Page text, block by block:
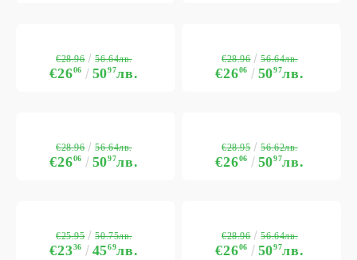
€2606 5097лв.
€28.96 56.64лв.
€2606 5097лв.
€28.96 56.64лв.
€2606 5097лв.
€28.96 56.64лв.
€2606 5097лв.
€28.95 56.62лв.
€2336 4569лв.
€25.95 50.75лв.
€2606 5097лв.
€28.96 56.64лв.